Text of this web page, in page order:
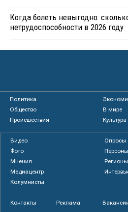
Когда болеть невыгодно:
нетрудоспособности в 2026 году
Политика
Общество
В мире
Происшествия
Культура
Видео
Опросы
Фото
Персоны
Мнения
Регионы
Медиацентр
Колумнисты
Контакты Реклама